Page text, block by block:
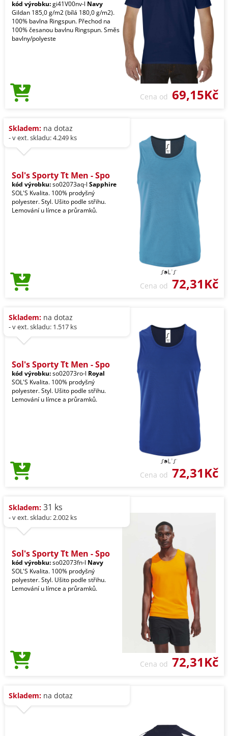
kód výrobku:gi41V00nv-l Navy
Gildan 185,0 g/m2 (bílá 180,0 g/m2).
100% bavlna Ringspun. Přechod na
100% česanou bavlnu Ringspun. Směs
bavlny/polyeste
Cena od 69,15Kč
Skladem: na dotaz
- v ext. skladu: 4.249 ks
Sol's Sporty Tt Men - Spo
kód výrobku:so02073aq-l Sapphire
SOL'S Kvalita. 100% prodyšný
polyester. Styl. Ušito podle střihu.
Lemování u límce a průramků.
Cena od 72,31Kč
Skladem: na dotaz
- v ext. skladu: 1.517 ks
Sol's Sporty Tt Men - Spo
kód výrobku:so02073ro-l Royal
SOL'S Kvalita. 100% prodyšný
polyester. Styl. Ušito podle střihu.
Lemování u límce a průramků.
Cena od 72,31Kč
Skladem: 31 ks
- v ext. skladu: 2.002 ks
Sol's Sporty Tt Men - Spo
kód výrobku:so02073fn-l Navy
SOL'S Kvalita. 100% prodyšný
polyester. Styl. Ušito podle střihu.
Lemování u límce a průramků.
Cena od 72,31Kč
Skladem: na dotaz